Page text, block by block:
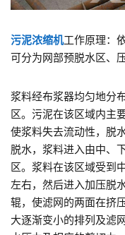
污泥浓缩机工作原理：
可分为网部预脱水区、
浆料经布浆器均匀地分
区。污泥在该区域内主
使浆料失去流动性，脱
脱水，浆料进入由中、
区。浆料在该区域受到
左右，然后进入加压脱
辊，使滤网的两面在挤
大逐渐变小的排列及滤